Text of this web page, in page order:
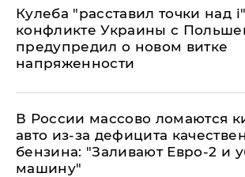
Кулеба "расставил точки над
конфликте Украины с
предупредил о новом витке
напряженности
В России массово ломаются
авто из-за дефицита
бензина: "Заливают Евро-2 и
машину"